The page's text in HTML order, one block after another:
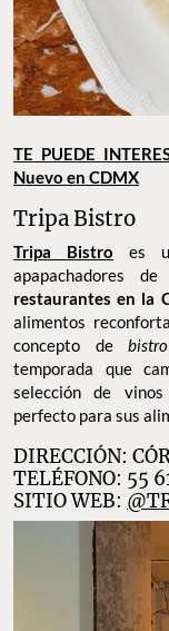
TE PUEDE
Nuevo en CDMX
Tripa Bistro
Tripa Bistro es
apapachadores
restaurantes en la
alimentos
concepto de
temporada que
selección de
perfecto para sus
DIRECCIÓN:
TELÉFONO: 55
SITIO WEB: